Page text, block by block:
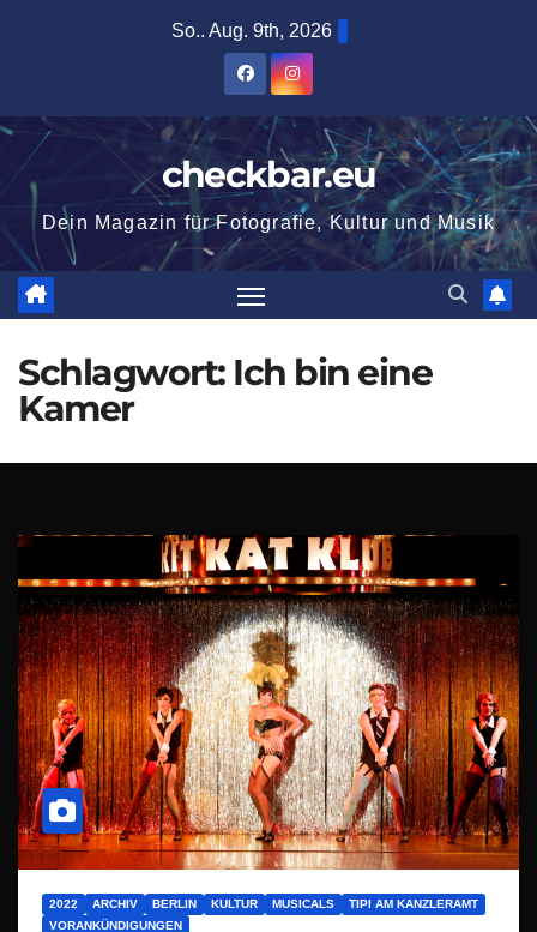
So.. Aug. 9th, 2026
checkbar.eu
Dein Magazin für Fotografie, Kultur und Musik
Schlagwort: Ich bin eine
Kamer
2022 ARCHIV BERLIN KULTUR MUSICALS
TIPI AM KANZLERAMT
VORANKÜNDIGUNGEN